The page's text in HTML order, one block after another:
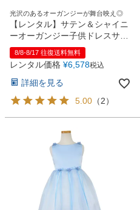
光沢のあるオーガンジーが舞台映え◎
【レンタル】サテン＆シャイニ
ーオーガンジー子供ドレスサニ
ー(KD149)オフホワイト
8/8-8/17 往復送料無料
レンタル価格 ¥6,578税込
詳細を見る
5.00 （2）